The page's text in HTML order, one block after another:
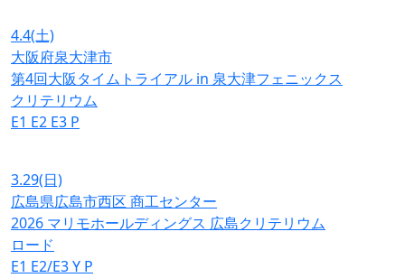
4.4(土)
大阪府泉大津市
第4回大阪タイムトライアル in 泉大津フェニックス
クリテリウム
E1 E2 E3 P
3.29(日)
広島県広島市西区 商工センター
2026 マリモホールディングス 広島クリテリウム
ロード
E1 E2/E3Y P